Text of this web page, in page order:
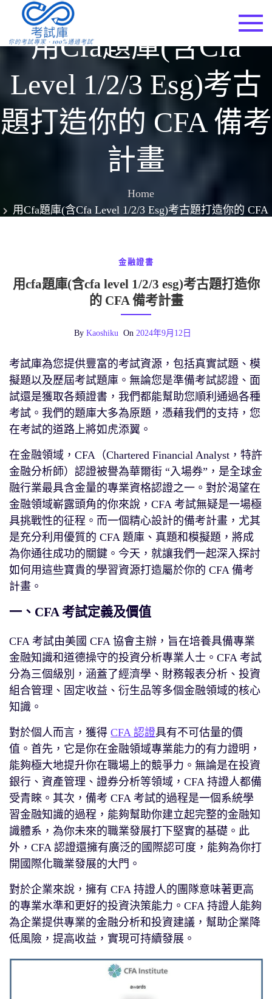
content用cfa題庫(含cfa
Level 1/2/3 Esg)考古
題打造你的 CFA 備考
計畫
Home
用cfa題庫(含cfa Level 1/2/3 Esg)考古題打造你的 CFA
金融證書
用cfa題庫(含cfa level 1/2/3 esg)考古題打造你
的 CFA 備考計畫
By Kaoshiku On 2024年9月12日
考試庫為您提供豐富的考試資源，包括真實試題、模
擬題以及歷屆考試題庫。無論您是準備考試認證、面
試還是獲取各類證書，我們都能幫助您順利通過各種
考試。我們的題庫大多為原題，憑藉我們的支持，您
在考試的道路上將如虎添翼。
在金融領域，CFA（Chartered Financial Analyst，特許
金融分析師）認證被譽為華爾街 “入場券”，是全球金
融行業最具含金量的專業資格認證之一。對於渴望在
金融領域嶄露頭角的你來說，CFA 考試無疑是一場極
具挑戰性的征程。而一個精心設計的備考計畫，尤其
是充分利用優質的 CFA 題庫、真題和模擬題，將成
為你通往成功的關鍵。今天，就讓我們一起深入探討
如何用這些寶貴的學習資源打造屬於你的 CFA 備考
計畫。
一、CFA 考試定義及價值
CFA 考試由美國 CFA 協會主辦，旨在培養具備專業
金融知識和道德操守的投資分析專業人士。CFA 考試
分為三個級別，涵蓋了經濟學、財務報表分析、投資
組合管理、固定收益、衍生品等多個金融領域的核心
知識。
對於個人而言，獲得 CFA 認證具有不可估量的價
值。首先，它是你在金融領域專業能力的有力證明，
能夠極大地提升你在職場上的競爭力。無論是在投資
銀行、資產管理、證券分析等領域，CFA 持證人都備
受青睞。其次，備考 CFA 考試的過程是一個系統學
習金融知識的過程，能夠幫助你建立起完整的金融知
識體系，為你未來的職業發展打下堅實的基礎。此
外，CFA 認證還擁有廣泛的國際認可度，能夠為你打
開國際化職業發展的大門。
對於企業來說，擁有 CFA 持證人的團隊意味著更高
的專業水準和更好的投資決策能力。CFA 持證人能夠
為企業提供專業的金融分析和投資建議，幫助企業降
低風險，提高收益，實現可持續發展。